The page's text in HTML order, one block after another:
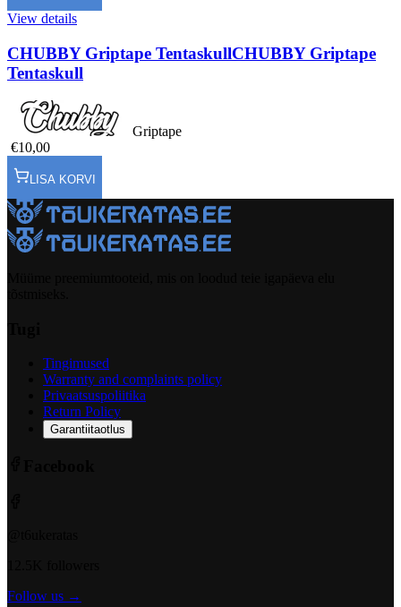
View details
CHUBBY Griptape TentaskullCHUBBY Griptape
Tentaskull
Griptape
€10,00
LISA KORVI
Tingimused
Warranty and complaints policy
Privaatsuspoliitika
Return Policy
Garantiitaotlus
Follow us →